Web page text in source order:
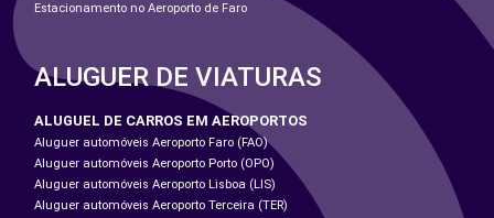
Estacionamento no Aeroporto de Faro
ALUGUER DE VIATURAS
ALUGUEL DE CARROS EM AEROPORTOS
Aluguer automóveis Aeroporto Faro (FAO)
Aluguer automóveis Aeroporto Porto (OPO)
Aluguer automóveis Aeroporto Lisboa (LIS)
Aluguer automóveis Aeroporto Terceira (TER)